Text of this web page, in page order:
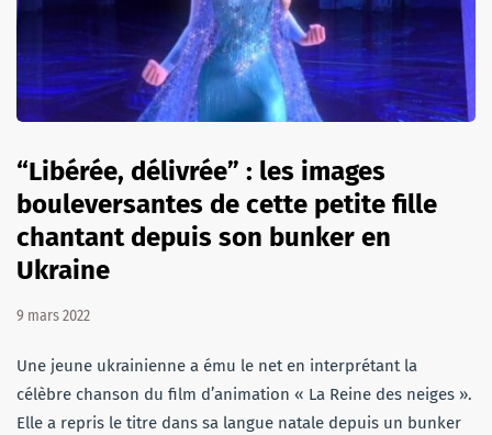
“Libérée, délivrée” : les images
bouleversantes de cette petite fille
chantant depuis son bunker en
Ukraine
9 mars 2022
Une jeune ukrainienne a ému le net en interprétant la
célèbre chanson du film d’animation « La Reine des neiges ».
Elle a repris le titre dans sa langue natale depuis un bunker